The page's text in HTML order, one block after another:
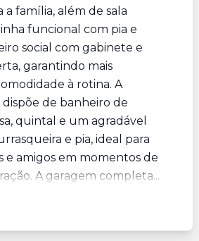
a família, além de sala
funcional com pia e
social com gabinete e
garantindo mais
à rotina. A
de banheiro de
quintal e um agradável
e pia, ideal para
e amigos em momentos de
A garagem completa...